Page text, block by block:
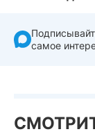
самое